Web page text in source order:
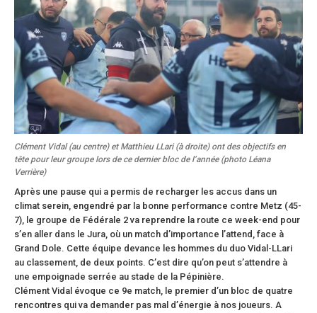
Clément Vidal (au centre) et Matthieu LLari (à droite) ont des objectifs en
tête pour leur groupe lors de ce dernier bloc de l’année (photo Léana
Verrière)
Après une pause qui a permis de recharger les accus dans un
climat serein, engendré par la bonne performance contre Metz (45-
7), le groupe de Fédérale 2 va reprendre la route ce week-end pour
s’en aller dans le Jura, où un match d’importance l’attend, face à
Grand Dole. Cette équipe devance les hommes du duo Vidal-LLari
au classement, de deux points. C’est dire qu’on peut s’attendre à
une empoignade serrée au stade de la Pépinière.
Clément Vidal évoque ce 9e match, le premier d’un bloc de quatre
rencontres qui va demander pas mal d’énergie à nos joueurs. A